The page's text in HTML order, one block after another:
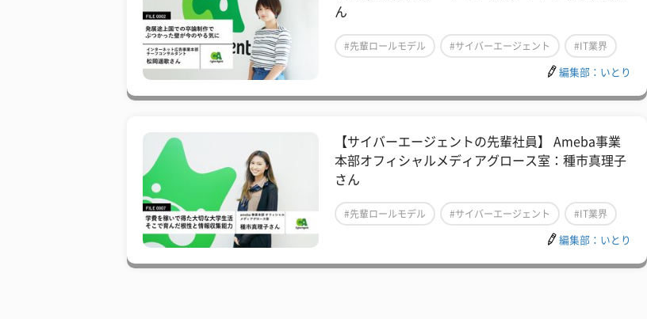
ん
#先輩ロールモデル #サイバーエージェント #IT業界
編集部：いとり
【サイバーエージェントの先輩社員】 Ameba事業
本部オフィシャルメディアグロース室：種市真理子
さん
#先輩ロールモデル #サイバーエージェント #IT業界
編集部：いとり